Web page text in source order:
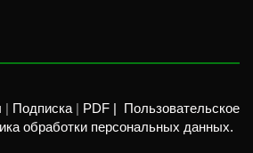
| Подписка | PDF | Пользовательское
обработки персональных данных.